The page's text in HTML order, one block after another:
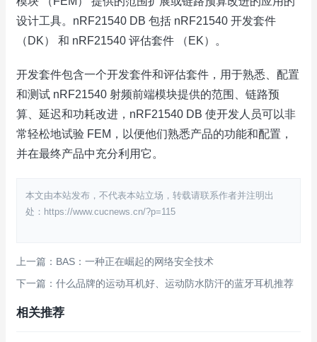
设计工具。nRF21540 DB 包括 nRF21540 开发套件
（DK） 和 nRF21540 评估套件 （EK）。
开发套件包含一个开发套件和评估套件，用于熟悉、配置
和测试 nRF21540 射频前端模块提供的范围、链路预
算、延迟和功耗改进，nRF21540 DB 使开发人员可以非
常轻松地试验 FEM，以便他们熟悉产品的功能和配置，
并在最终产品中充分利用它。
本文由本站发布，不代表本站立场，转载请联系作者并注明出
处：https://www.cucnews.cn/?p=115
上一篇：BAS：一种正在崛起的网络安全技术
下一篇：什么品牌的运动耳机好、运动防水防汗的蓝牙耳机推荐
相关推荐